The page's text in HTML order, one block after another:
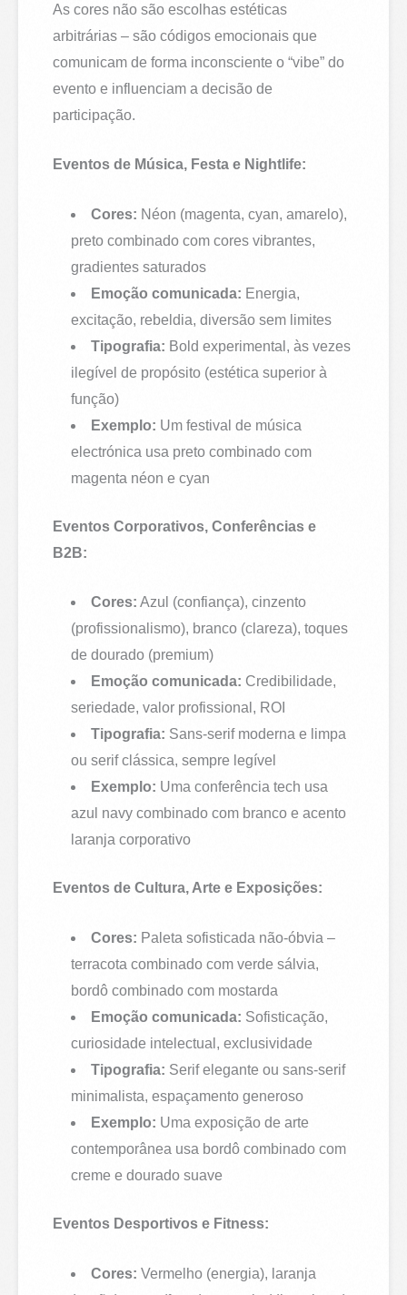
As cores não são escolhas estéticas
arbitrárias – são códigos emocionais que
comunicam de forma inconsciente o “vibe” do
evento e influenciam a decisão de
participação.
Eventos de Música, Festa e Nightlife:
Cores: Néon (magenta, cyan, amarelo),
preto combinado com cores vibrantes,
gradientes saturados
Emoção comunicada: Energia,
excitação, rebeldia, diversão sem limites
Tipografia: Bold experimental, às vezes
ilegível de propósito (estética superior à
função)
Exemplo: Um festival de música
electrónica usa preto combinado com
magenta néon e cyan
Eventos Corporativos, Conferências e
B2B:
Cores: Azul (confiança), cinzento
(profissionalismo), branco (clareza), toques
de dourado (premium)
Emoção comunicada: Credibilidade,
seriedade, valor profissional, ROI
Tipografia: Sans-serif moderna e limpa
ou serif clássica, sempre legível
Exemplo: Uma conferência tech usa
azul navy combinado com branco e acento
laranja corporativo
Eventos de Cultura, Arte e Exposições:
Cores: Paleta sofisticada não-óbvia –
terracota combinado com verde sálvia,
bordô combinado com mostarda
Emoção comunicada: Sofisticação,
curiosidade intelectual, exclusividade
Tipografia: Serif elegante ou sans-serif
minimalista, espaçamento generoso
Exemplo: Uma exposição de arte
contemporânea usa bordô combinado com
creme e dourado suave
Eventos Desportivos e Fitness:
Cores: Vermelho (energia), laranja